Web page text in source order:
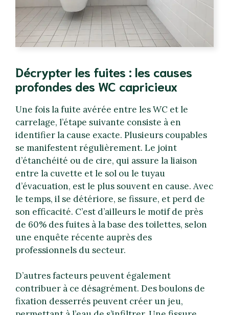
Décrypter les fuites : les causes
profondes des WC capricieux
Une fois la fuite avérée entre les WC et le
carrelage, l’étape suivante consiste à en
identifier la cause exacte. Plusieurs coupables
se manifestent régulièrement. Le joint
d’étanchéité ou de cire, qui assure la liaison
entre la cuvette et le sol ou le tuyau
d’évacuation, est le plus souvent en cause. Avec
le temps, il se détériore, se fissure, et perd de
son efficacité. C’est d’ailleurs le motif de près
de 60% des fuites à la base des toilettes, selon
une enquête récente auprès des
professionnels du secteur.
D’autres facteurs peuvent également
contribuer à ce désagrément. Des boulons de
fixation desserrés peuvent créer un jeu,